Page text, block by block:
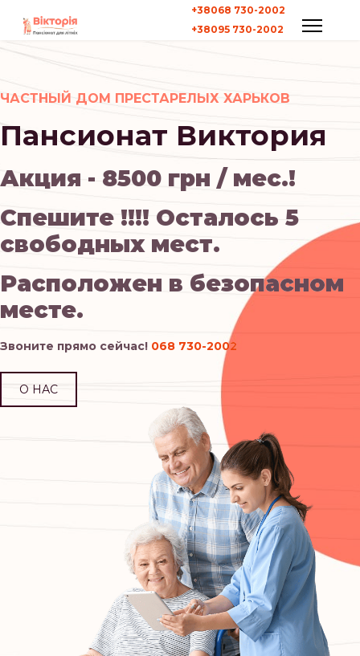
+38068 730-2002
+38095 730-2002
ЧАСТНЫЙ ДОМ ПРЕСТАРЕЛЫХ ХАРЬКОВ
Пансионат Виктория
Акция - 8500 грн / мес.!
Спешите !!!! Осталось 5
свободных мест.
Расположен в безопасном
месте.
Звоните прямо сейчас! 068 730-2002
О НАС